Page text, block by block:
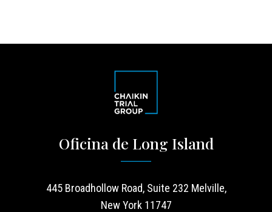
Oficina de Long Island
445 Broadhollow Road, Suite 232 Melville,
New York 11747